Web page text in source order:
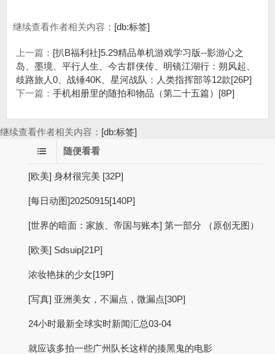
继续查看作者相关内容： [db:标签]
上一篇： [扒B福利社]5.29精品单机游戏学习版--影游心之
岛、墨境、平行人生、今古群侠传、明镜江湖行：朔风起、
歧路旅人0、战锤40K、星河战队：人类指挥部等12款[26P]
下一篇： 手机相册里的随拍和物品（第二十五篇）[8P]
继续查看作者相关内容： [db:标签]
随便看看
[欧美] 身材很完美 [32P]
[每日动图]20250915[140P]
[世界的暗面：家族、帝国与账本] 第一部分 （原创无图）
[欧美] Sdsuip[21P]
浓妆艳抹的少女[19P]
[写真] 亚洲美女，不漏点，微漏点[30P]
24小时最新全球实时新闻汇总03-04
就应该多拍一些广州队长这样的揍黑鬼的电影